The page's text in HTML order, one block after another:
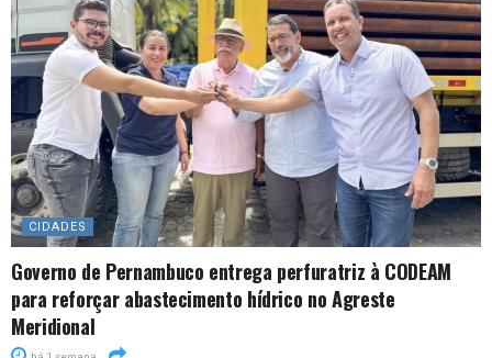
CIDADES
Governo de Pernambuco entrega perfuratriz à CODEAM
para reforçar abastecimento hídrico no Agreste
Meridional